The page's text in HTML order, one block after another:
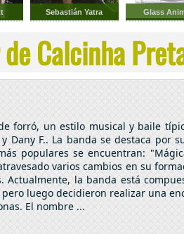
Sebastián Yatra Glass
Calcinha
forró, un estilo musical y baile
Dany F.. La banda se destaca por
populares se encuentran:
varios cambios en su
la banda está
luego decidieron realizar una
El nombre ...